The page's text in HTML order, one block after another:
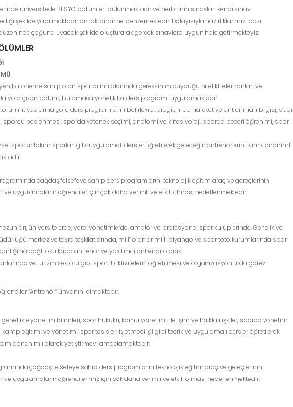
üniversitede BESYO bölümleri bulunmaktadır ve herbirinin sınavları kendi sınav
şekilde yapılmaktadır ancak birbirine benzemektedir. Dolayısıyla hazırlıklarımızı bazı
çoğuna uyacak şekilde oluşturarak gerçek sınavlara uygun hale getirmekteyiz.
bir öneme sahip olan spor bilimi alanında gereksinim duyduğu nitelikli elemanları ve
yola çıkan bölüm, bu amaca yönelik bir ders programı uygulamaktadır.
ihtiyaçlarına göre ders programlarını belirleyip, programda hareket ve antrenman bilgisi, spor
sporcu beslenmesi, sporda yetenek seçimi, anatomi ve kinesiyoloji, sporda beceri öğrenimi, spor
sporlar takım sporları gibi uygulamalı dersler öğretilerek geleceğin antrenörlerini tam donanımlı
çağdaş felsefeye sahip ders programlarını teknolojik eğitim araç ve gereçlerinin
ve uygulamaların öğrenciler için çok daha verimli ve etkili olması hedeflenmektedir.
üniversitelerde, yerel yönetimlerde, amatör ve profesyonel spor kulüplerinde, Gençlik ve
merkez ve taşra teşkilatlarında, millî olanlar milli piyango ve spor toto kurumlarında spor
bağlı okullarda antrenör ve yardımcı antrenör olarak
ve turizm sektörü gibi sportif aktivitelerin öğretilmesi ve organizasyonlarda görev
“Antrenör” ünvanını almaktadır.
genellikle yönetim bilimleri, spor hukuku, kamu yönetimi, iletişim ve halkla ilişkiler, sporda yönetim
eğitimi ve yönetimi, spor tesisleri işletmeciliği gibi teorik ve uygulamalı dersler öğretilerek
donanımlı olarak yetiştirmeyi amaçlamaktadır.
çağdaş felsefeye sahip ders programlarını teknolojik eğitim araç ve gereçlerinin
ve uygulamaların öğrencilerimiz için çok daha verimli ve etkili olması hedeflenmektedir.